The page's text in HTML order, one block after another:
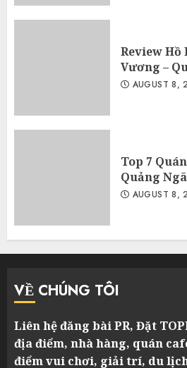
Review
Vương –
AUGUST 8,
Top 7
Quảng
AUGUST 8,
VỀ CHÚNG TÔI
Liên hệ đăng bài PR, Đặt
địa điểm, nhà hàng, quán
điểm vui chơi, giải trí, du